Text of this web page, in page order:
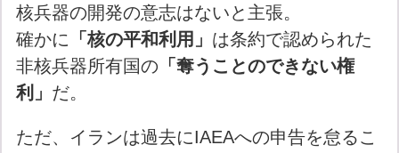
核兵器の開発の意志はないと主張。
確かに
「核の平和利用」 は条約で認められた
非核兵器所有国の 「奪うことのできない権
利」 だ。
ただ、イランは過去にIAEAへの申告を怠るこ